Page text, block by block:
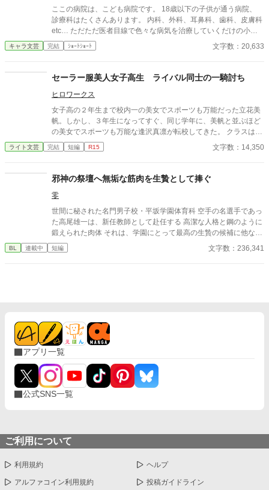
ここの病院は、こども病院です。 18歳以下の子供が通う病院、
診療科はたくさんあります。 内科、外科、耳鼻科、歯科、皮膚科
etc… ただただ医者目線で色々な病気を治療していくだけの小説
です。 恋愛要素などは一切ありません。 密着病院24時！的な感
じです。 人物像などは表記していない為、読者様のご想像にお任
ください。 歯科以外の医療知識はそこまで詳しくないのですみま
キャラ文芸 完結 ｼｮｰﾄｼｮｰﾄ 文字数：20,633
セーラー服美人女子高生 ライバル同士の一騎討ち
ヒロワークス
女子高の２年生まで校内一の美女でスポーツも万能だった立花美
帆。しかし、３年生になってすぐ、同じ学年に、美帆と並ぶほど
の美女でスポーツも万能な逢沢真凛が転校してきた。 クラスは、
隣りだったが、春のスポーツ大会と夏の水泳大会でライバル関係
が芽生える。 それに加えて、美帆と真凛は、隣りの男子校の俊介
そして、秋の体育祭では、美帆と真凛が走り高跳びや100メート
ル走、騎馬戦で対決！ その結果、放課後の体育館で一騎討ちをす
ることに。
ライト文芸 完結 短編 R15 文字数：14,350
邪神の祭壇へ無垢な筋肉を生贄として捧ぐ
零
世間に秘された名門男子校・平坂学園体育科 空手の名選手であっ
た高尾雄一は、新任教師として赴任する 高潔な人格と鋼のように
鍛えられた肉体 それは、学園にとって最高の生贄の候補に他なら
なかった 至高の筋肉を持つ、精神を削られ意志をなくした青年を
太古の神に捧げるため、“水”、“風”、“土”の信奉者達が暗躍する 意
BL 連載中 短編 文字数：236,341
アプリ一覧
公式SNS一覧
ご利用について
利用規約 ヘルプ
アルファコイン利用規約 投稿ガイドライン